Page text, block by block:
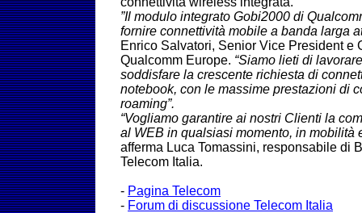
”Il modulo integrato Gobi2000 di
fornire connettività mobile a banda larga
Enrico Salvatori, Senior Vice President e
Qualcomm Europe. “Siamo lieti di
soddisfare la crescente richiesta di
notebook, con le massime prestazioni di
roaming”.
“Vogliamo garantire ai nostri Clienti la
al WEB in qualsiasi momento, in mobilità
afferma Luca Tomassini, responsabile di
Telecom Italia.
- Pagina Telecom
- Forum di discussione Telecom Italia